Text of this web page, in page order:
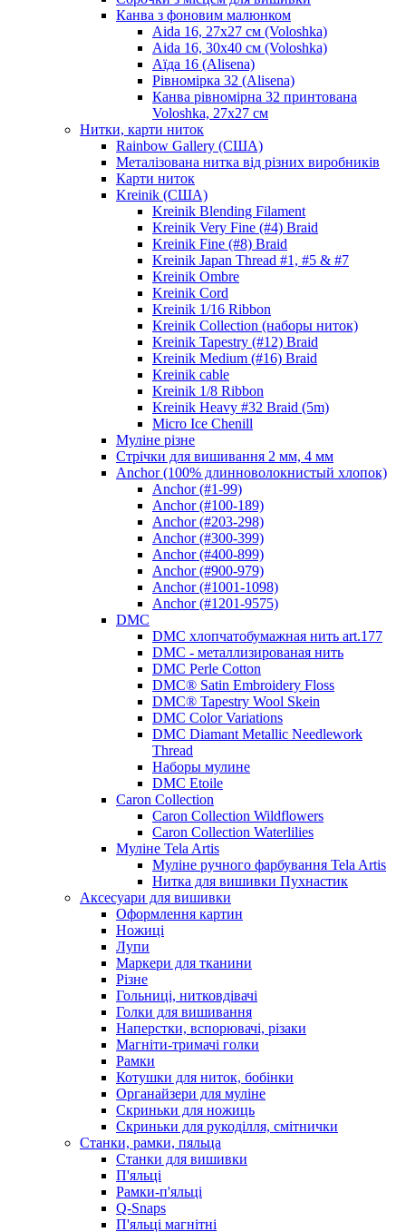
Канва з фоновим малюнком
Aida 16, 27х27 см (Voloshka)
Aida 16, 30х40 см (Voloshka)
Аїда 16 (Alisena)
Рівномірка 32 (Alisena)
Канва рівномірна 32 принтована
Voloshka, 27х27 см
Нитки, карти ниток
Rainbow Gallery (США)
Металізована нитка від різних виробників
Карти ниток
Kreinik (США)
Kreinik Blending Filament
Kreinik Very Fine (#4) Braid
Kreinik Fine (#8) Braid
Kreinik Japan Thread #1, #5 & #7
Kreinik Ombre
Kreinik Cord
Kreinik 1/16 Ribbon
Kreinik Collection (наборы ниток)
Kreinik Tapestry (#12) Braid
Kreinik Medium (#16) Braid
Kreinik cable
Kreinik 1/8 Ribbon
Kreinik Heavy #32 Braid (5m)
Micro Ice Chenill
Муліне різне
Стрічки для вишивання 2 мм, 4 мм
Anchor (100% длинноволокнистый хлопок)
Anchor (#1-99)
Anchor (#100-189)
Anchor (#203-298)
Anchor (#300-399)
Anchor (#400-899)
Anchor (#900-979)
Anchor (#1001-1098)
Anchor (#1201-9575)
DMC
DMC хлопчатобумажная нить art.177
DMC - металлизированая нить
DMC Perle Cotton
DMC® Satin Embroidery Floss
DMC® Tapestry Wool Skein
DMC Color Variations
DMC Diamant Metallic Needlework
Thread
Наборы мулине
DMC Etoile
Caron Collection
Caron Collection Wildflowers
Caron Collection Waterlilies
Муліне Tela Artis
Муліне ручного фарбування Tela Artis
Нитка для вишивки Пухнастик
Аксесуари для вишивки
Оформлення картин
Ножиці
Лупи
Маркери для тканини
Різне
Гольниці, нитковдівачі
Голки для вишивання
Наперстки, вспорювачі, різаки
Магніти-тримачі голки
Рамки
Котушки для ниток, бобінки
Органайзери для муліне
Скриньки для ножиць
Скриньки для рукоділля, смітнички
Станки, рамки, пяльца
Станки для вишивки
П'яльці
Рамки-п'яльці
Q-Snaps
П'яльці магнітні